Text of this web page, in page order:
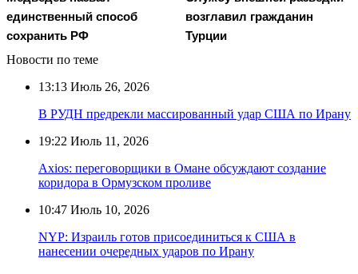
единственный способ
сохранить РФ
возглавил гражданин
Турции
Новости по теме
13:13 Июль 26, 2026
В РУДН предрекли массированный удар США по Ирану
19:22 Июль 11, 2026
Axios: переговорщики в Омане обсуждают создание
коридора в Ормузском проливе
10:47 Июль 10, 2026
NYP: Израиль готов присоединиться к США в
нанесении очередных ударов по Ирану